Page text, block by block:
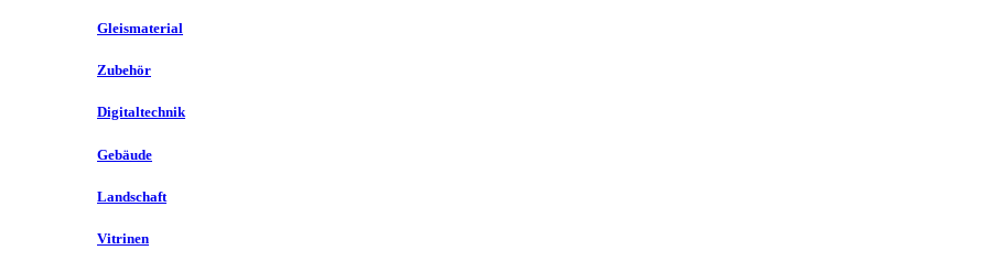
Gleismaterial
Zubehör
Digitaltechnik
Gebäude
Landschaft
Vitrinen